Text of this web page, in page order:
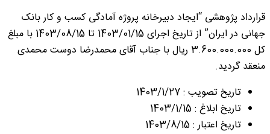
قرارداد پژوهشی “ایجاد دبیرخانه پروژه آمادگی کسب و کار بانک
جهانی در ایران” از تاریخ اجرای 1403/01/15 تا 1403/08/15 با مبلغ
کل 3.600.000.000 ریال با جناب آقای محمدرضا دوست محمدی
منعقد گردید.
تاریخ تصویب : 1403/1/27
تاریخ ابلاغ : 1403/1/15
تاریخ اعتبار : 1403/8/15